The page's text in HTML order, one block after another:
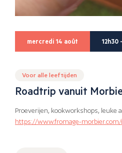
mercredi 14 août 12h30
Voor alle leeftijden
Roadtrip vanuit
Proeverijen, kookworkshops, leuke
https://www.fromage-